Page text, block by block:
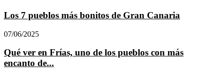
Los 7 pueblos más bonitos de Gran Canaria
07/06/2025
Qué ver en Frías, uno de los pueblos con más
encanto de...